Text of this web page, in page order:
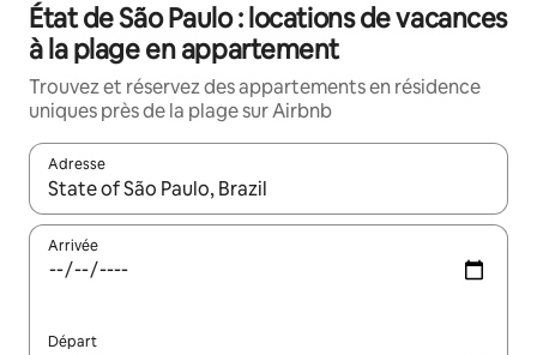
État de São Paulo : locations de vacances
à la plage en appartement
Trouvez et réservez des appartements en résidence
uniques près de la plage sur Airbnb
Adresse
Lorsque les résultats s'affichent, utilisez les flèches vers le
Arrivée
Départ